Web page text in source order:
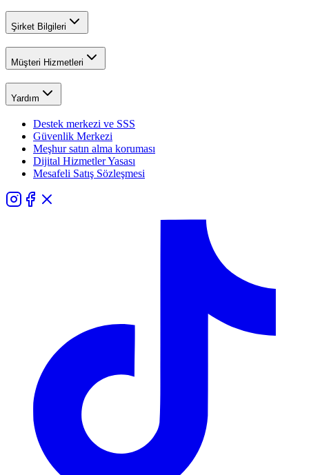
Şirket Bilgileri
Müşteri Hizmetleri
Yardım
Destek merkezi ve SSS
Güvenlik Merkezi
Meşhur satın alma koruması
Dijital Hizmetler Yasası
Mesafeli Satış Sözleşmesi